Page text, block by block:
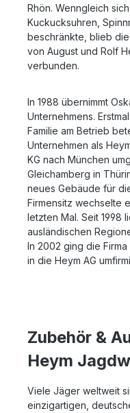
Rhön. Wenngleich
Kuckucksuhren,
beschränkte, blieb die
von August und Rolf
verbunden.
In 1988 übernimmt
Unternehmens.
Familie am Betrieb
Unternehmen als
KG nach München
Gleichamberg in
neues Gebäude für
Firmensitz wechselte
letzten Mal. Seit 1998
ausländischen
In 2002 ging die
in die Heym AG
Zubehör &
Heym
Viele Jäger weltweit
einzigartigen,